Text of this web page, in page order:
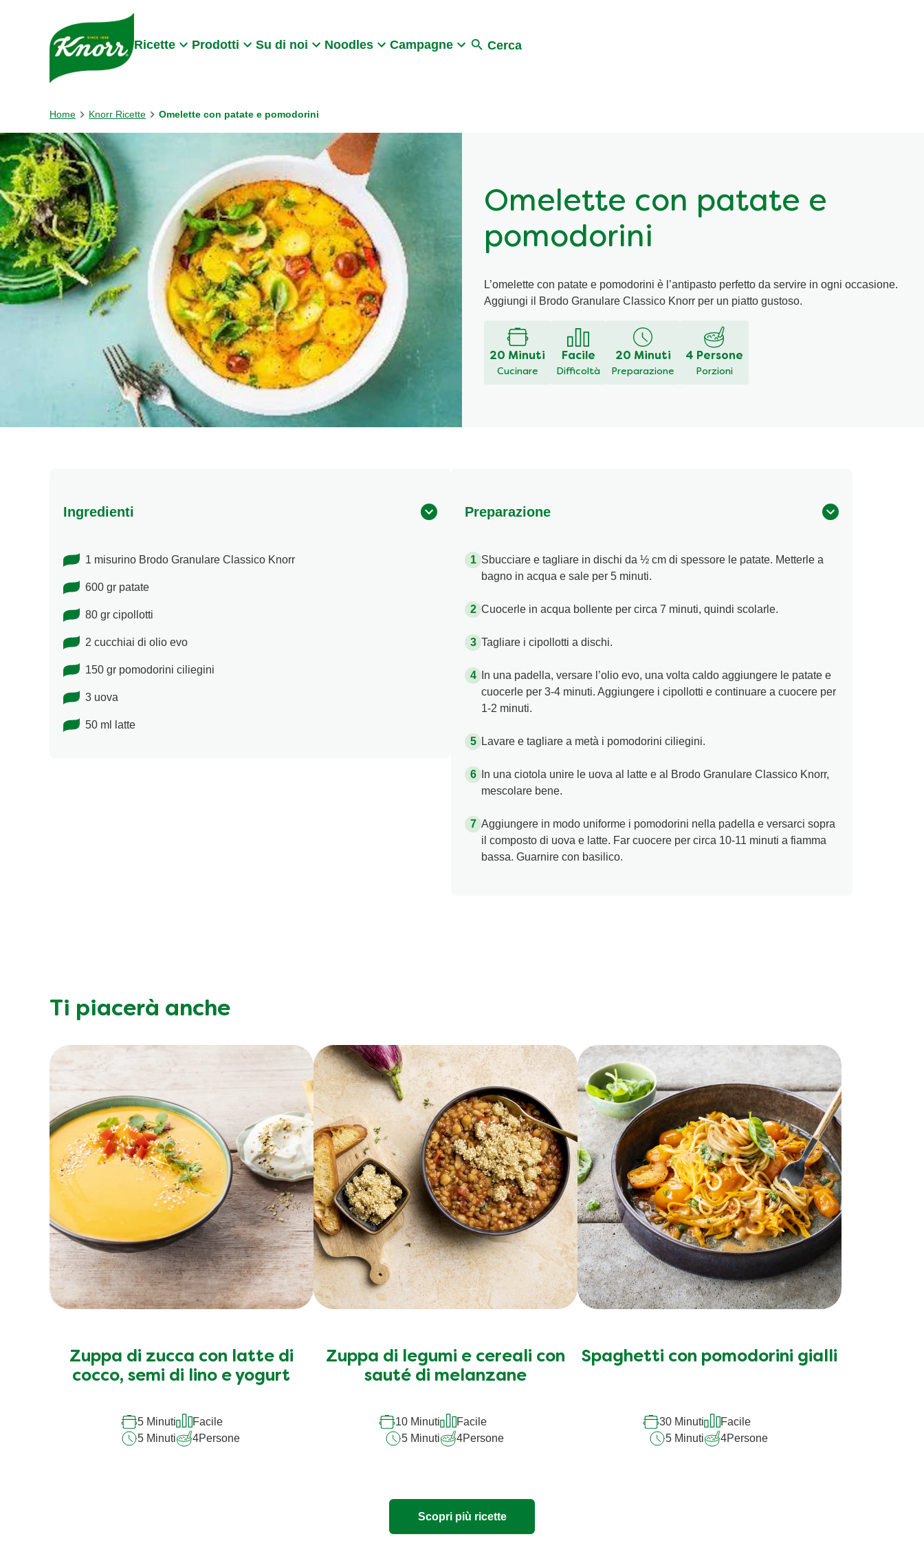
Skip to:
Ricette Prodotti Su di noi Noodles Campagne Cerca
Home Knorr Ricette Omelette con patate e pomodorini
Omelette con patate e
pomodorini
L’omelette con patate e pomodorini è l’antipasto perfetto da servire in ogni occasione.
Aggiungi il Brodo Granulare Classico Knorr per un piatto gustoso.
20 Minuti
Cucinare
Facile
Difficoltà
20 Minuti
Preparazione
4 Persone
Porzioni
Ingredienti
1 misurino Brodo Granulare Classico Knorr
600 gr patate
80 gr cipollotti
2 cucchiai di olio evo
150 gr pomodorini ciliegini
3 uova
50 ml latte
Preparazione
Sbucciare e tagliare in dischi da ½ cm di spessore le patate. Metterle a
bagno in acqua e sale per 5 minuti.
Cuocerle in acqua bollente per circa 7 minuti, quindi scolarle.
Tagliare i cipollotti a dischi.
In una padella, versare l’olio evo, una volta caldo aggiungere le patate e
cuocerle per 3-4 minuti. Aggiungere i cipollotti e continuare a cuocere per
1-2 minuti.
Lavare e tagliare a metà i pomodorini ciliegini.
In una ciotola unire le uova al latte e al Brodo Granulare Classico Knorr,
mescolare bene.
Aggiungere in modo uniforme i pomodorini nella padella e versarci sopra
il composto di uova e latte. Far cuocere per circa 10-11 minuti a fiamma
bassa. Guarnire con basilico.
Ti piacerà anche
Zuppa di zucca con latte di
cocco, semi di lino e yogurt
5 Minuti
Facile
5 Minuti
4Persone
Zuppa di legumi e cereali con
sauté di melanzane
10 Minuti
Facile
5 Minuti
4Persone
Spaghetti con pomodorini gialli
30 Minuti
Facile
5 Minuti
4Persone
Scopri più ricette